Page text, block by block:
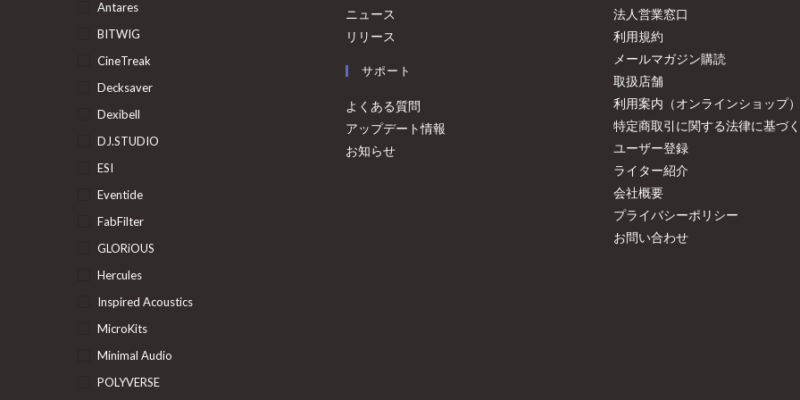
Antares
BITWIG
CineTreak
Decksaver
Dexibell
DJ.STUDIO
ESI
Eventide
FabFilter
GLORiOUS
Hercules
Inspired Acoustics
MicroKits
Minimal Audio
POLYVERSE
ニュース
リリース
サポート
よくある質問
アップデート情報
お知らせ
法人営業窓口
利用規約
メールマガジン購読
取扱店舗
利用案内（オンラインショップ）
特定商取引に関する法律に基づ
ユーザー登録
ライター紹介
会社概要
プライバシーポリシー
お問い合わせ